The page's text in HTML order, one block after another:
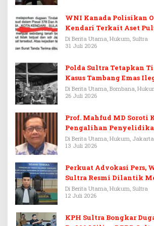
WNI Kanada Polisikan
Kendari Terkait Aset
Di Berita Utama, Hukum, Sultra
31 Juli 2026
Polda Sultra Tetapkan
Kasus Tambang Emas
Di Berita Utama, Bombana,
26 Juli 2026
Prof. Mahfud MD Soroti
Pengalihan
Febrie Adriansyah
Di Berita Utama, Hukum, Jakarta
13 Juli 2026
Perkuat Advokasi Pers,
Sultra Resmi Dilantik
PERADI
Di Berita Utama, Hukum, Sultra
12 Juli 2026
KPH Sultra Bongkar